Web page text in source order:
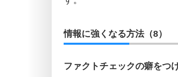
情報に強くなる方法（8）
ファクトチェックの癖をつけ